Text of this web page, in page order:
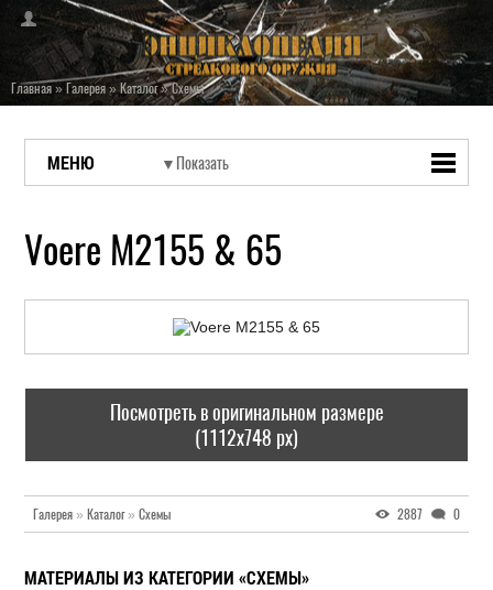
Главная»Галерея»Каталог»Схемы
МЕНЮ
Voere M2155 & 65
Посмотреть в оригинальном размере
(1112x748 px)
Галерея » Каталог» Схемы 2887 0
МАТЕРИАЛЫ ИЗ КАТЕГОРИИ «СХЕМЫ»